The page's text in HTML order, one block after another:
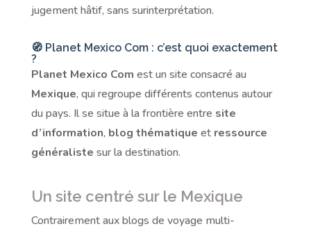
jugement hâtif, sans surinterprétation.
🧭 Planet Mexico Com : c’est quoi exactement
?
Planet Mexico Com est un site consacré au
Mexique, qui regroupe différents contenus autour
du pays. Il se situe à la frontière entre site
d’information, blog thématique et ressource
généraliste sur la destination.
Un site centré sur le Mexique
Contrairement aux blogs de voyage multi-